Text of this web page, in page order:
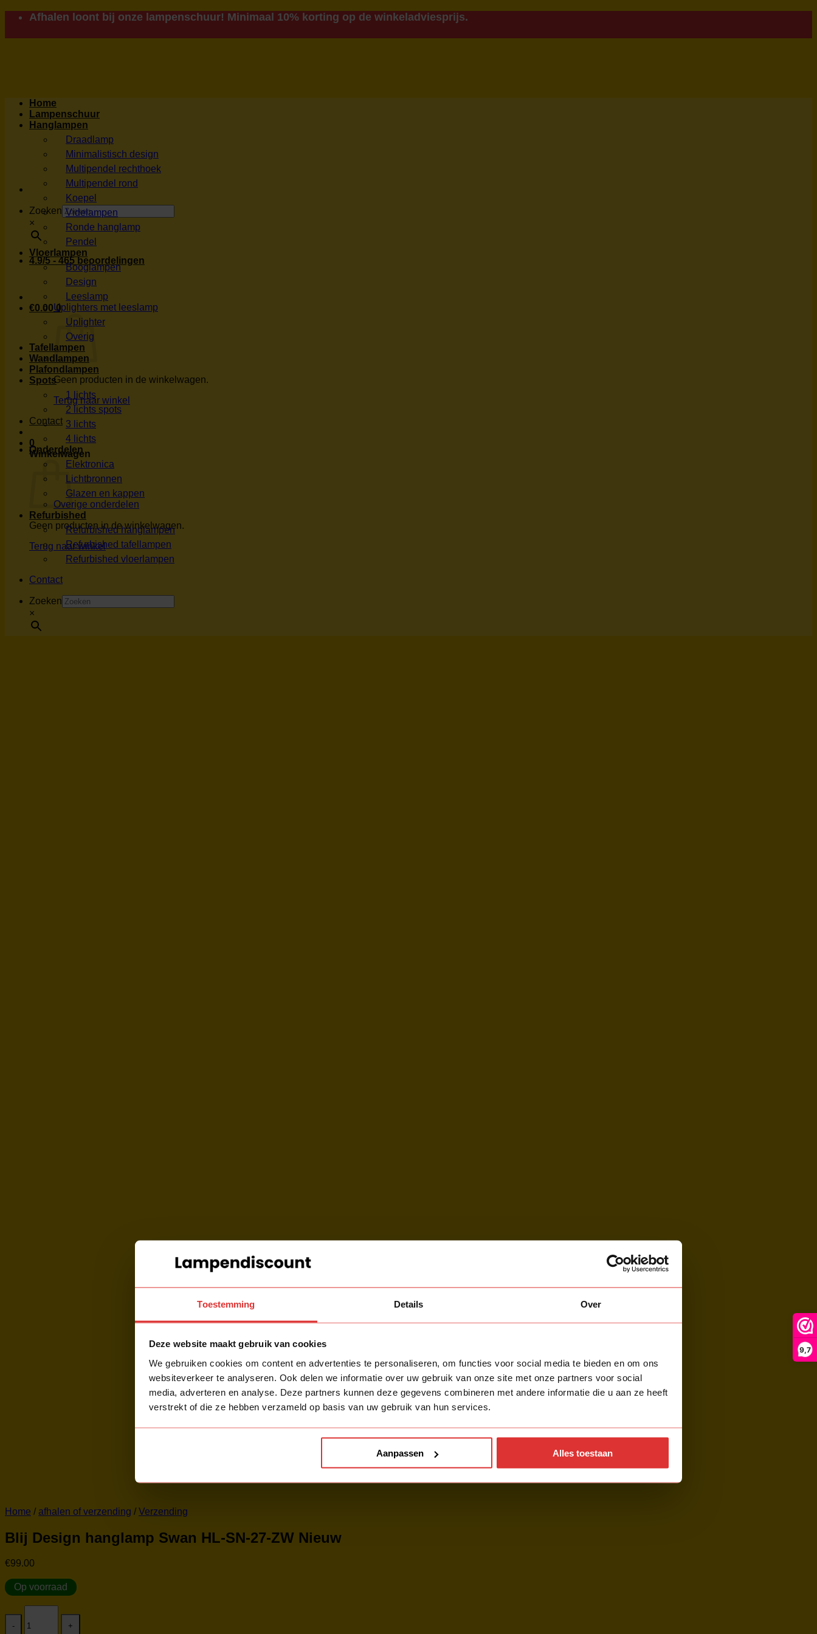
9,7
Toestemming Details Over
Deze website maakt gebruik van cookies
We gebruiken cookies om content en advertenties te personaliseren, om functies voor social media te bieden en om ons
websiteverkeer te analyseren. Ook delen we informatie over uw gebruik van onze site met onze partners voor social
media, adverteren en analyse. Deze partners kunnen deze gegevens combineren met andere informatie die u aan ze heeft
verstrekt of die ze hebben verzameld op basis van uw gebruik van hun services.
Aanpassen Alles toestaan
inhoud
Afhalen loont bij onze lampenschuur! Minimaal 10% korting op de winkeladviesprijs.
Zoeken
×
4.9/5 - 465 beoordelingen
€0.00 0
Geen producten in de winkelwagen.
Terug naar winkel
Contact
0
Winkelwagen
Geen producten in de winkelwagen.
Terug naar winkel
Home
Lampenschuur
Hanglampen
Draadlamp
Minimalistisch design
Multipendel rechthoek
Multipendel rond
Koepel
Videlampen
Ronde hanglamp
Pendel
Vloerlampen
Booglampen
Design
Leeslamp
Uplighters met leeslamp
Uplighter
Overig
Tafellampen
Wandlampen
Plafondlampen
Spots
1 lichts
2 lichts spots
3 lichts
4 lichts
Onderdelen
Elektronica
Lichtbronnen
Glazen en kappen
Overige onderdelen
Refurbished
Refurbished hanglampen
Refurbished tafellampen
Refurbished vloerlampen
Contact
Zoeken
×
Home / afhalen of verzending / Verzending
Blij Design hanglamp Swan HL-SN-27-ZW Nieuw
€99.00
Op voorraad
Design